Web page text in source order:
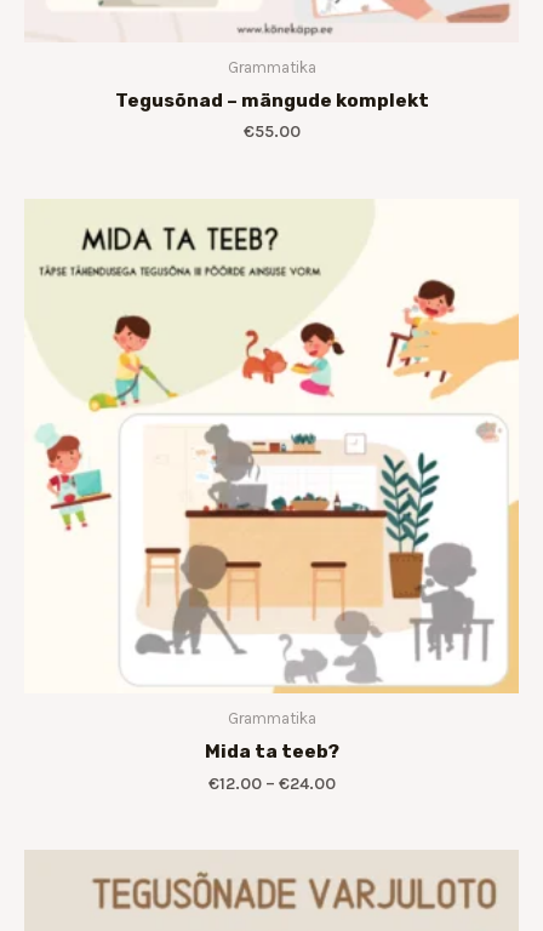
Grammatika
Tegusõnad – mängude komplekt
€55.00
Grammatika
Mida ta teeb?
€12.00 – €24.00
kuni
€24.00
€10.00
kuni